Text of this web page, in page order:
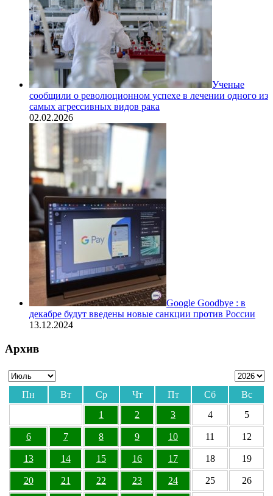
Ученые
сообщили о революционном успехе в лечении одного из
самых агрессивных видов рака
02.02.2026
Google Goodbye : в
декабре будут введены новые санкции против России
13.12.2024
Архив
Пн Вт Ср Чт Пт Сб
Вс
1
2 3 4 5
6 7 8 9 10 11 12
13 14 15 16 17 18 19
20 21 22 23 24 25 26